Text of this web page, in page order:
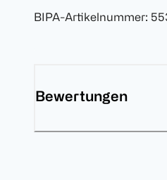
BIPA-Artikelnummer:
Bewertungen